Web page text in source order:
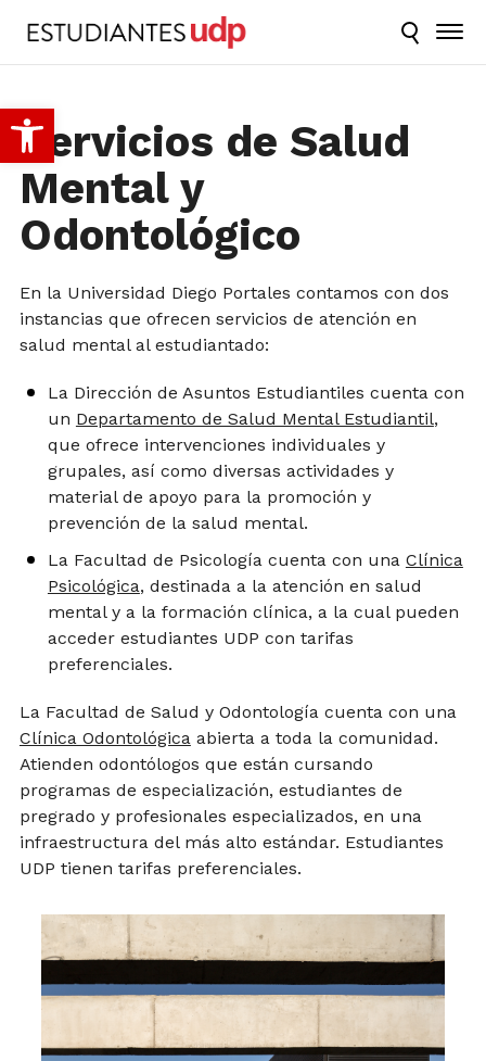
Abrir barra de herramientas
Servicios de Salud
Mental y
Odontológico
En la Universidad Diego Portales contamos con dos
instancias que ofrecen servicios de atención en
salud mental al estudiantado:
La Dirección de Asuntos Estudiantiles cuenta con
un Departamento de Salud Mental Estudiantil,
que ofrece intervenciones individuales y
grupales, así como diversas actividades y
material de apoyo para la promoción y
prevención de la salud mental.
La Facultad de Psicología cuenta con una Clínica
Psicológica, destinada a la atención en salud
mental y a la formación clínica, a la cual pueden
acceder estudiantes UDP con tarifas
preferenciales.
La Facultad de Salud y Odontología cuenta con una
Clínica Odontológicaabierta a toda la comunidad.
Atienden odontólogos que están cursando
programas de especialización, estudiantes de
pregrado y profesionales especializados, en una
infraestructura del más alto estándar. Estudiantes
UDP tienen tarifas preferenciales.